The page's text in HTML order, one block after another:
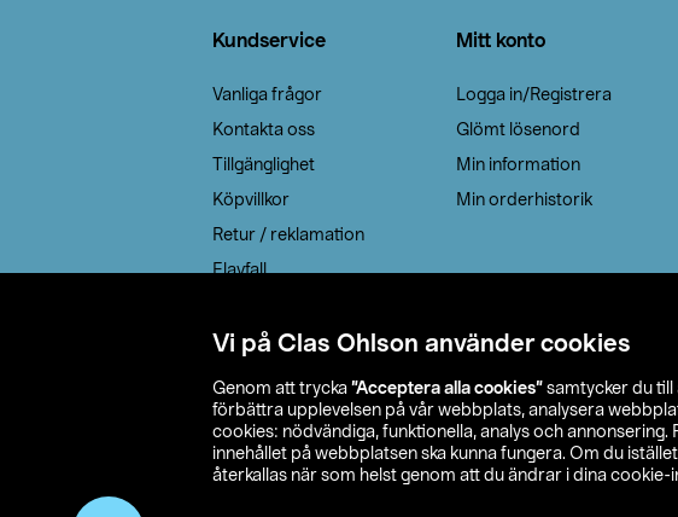
Vi på Clas Ohlson använder cookies
Genom att trycka ”Acceptera alla cookies” samtycker du till
förbättra upplevelsen på vår webbplats, analysera
cookies: nödvändiga, funktionella, analys och
innehållet på webbplatsen ska kunna fungera. Om du
återkallas när som helst genom att du ändrar i dina
Kundservice
Vanliga frågor
Kontakta oss
Tillgänglighet
Köpvillkor
Retur / reklamation
Elavfall
Leveransalternativ
Mitt konto
Logga in/Registrera
Glömt lösenord
Min information
Min orderhistorik